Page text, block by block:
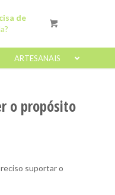
de
ARTESANAIS
o propósito
suportar o